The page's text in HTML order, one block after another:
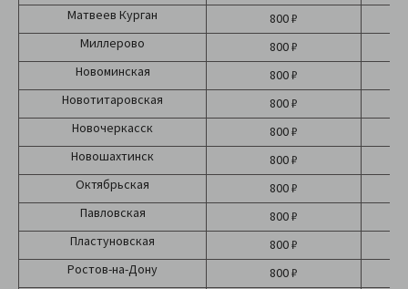
Матвеев Курган
800 ₽
Миллерово
800 ₽
Новоминская
800 ₽
Новотитаровская
800 ₽
Новочеркасск
800 ₽
Новошахтинск
800 ₽
Октябрьская
800 ₽
Павловская
800 ₽
Пластуновская
800 ₽
Ростов-на-Дону
800 ₽